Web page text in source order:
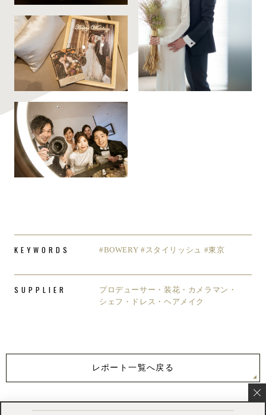
KEYWORDS #BOWERY #スタイリッシュ #東京
SUPPLIER
プロデューサー・装花・カメラマン・
シェフ・ドレス・ヘアメイク
レポート一覧へ戻る